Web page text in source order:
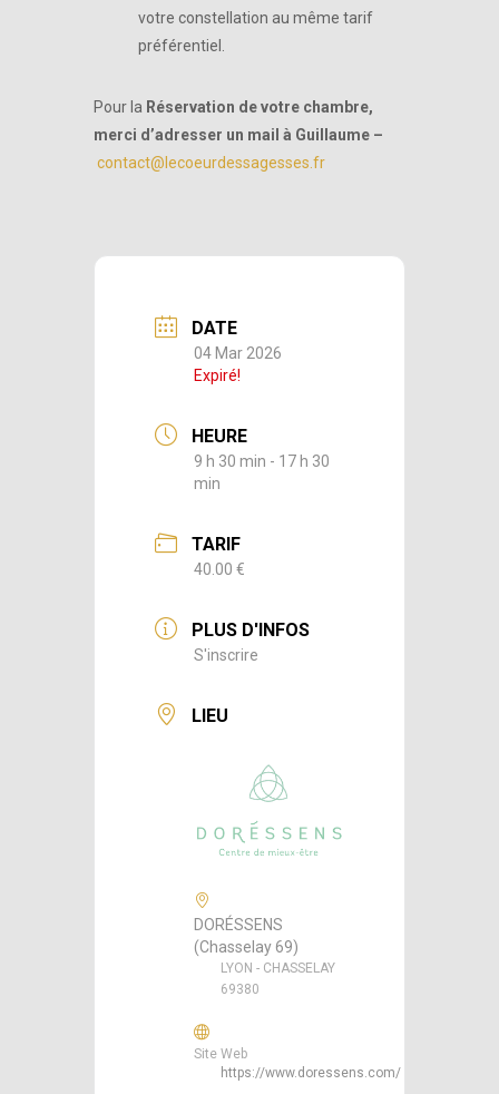
votre constellation au même tarif
préférentiel.
Pour la Réservation de votre chambre,
merci d’adresser un mail à Guillaume –
contact@lecoeurdessagesses.fr
DATE
04 Mar 2026
Expiré!
HEURE
9 h 30 min - 17 h 30
min
TARIF
40.00 €
PLUS D'INFOS
S'inscrire
LIEU
DORÉSSENS
(Chasselay 69)
LYON - CHASSELAY
69380
Site Web
https://www.doressens.com/